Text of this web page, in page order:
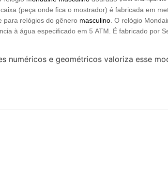
caixa (peça onde fica o mostrador) é fabricada em
para relógios do gênero masculino . O relógio
à água especificado em 5 ATM. É fabricado por
numéricos e geométricos valoriza esse